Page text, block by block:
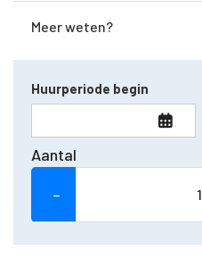
Meer weten?
Huurperiode begin
Aantal
−